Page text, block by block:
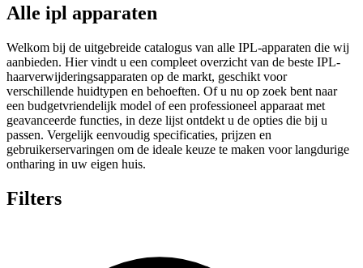
Alle ipl apparaten
Welkom bij de uitgebreide catalogus van alle IPL-apparaten die wij
aanbieden. Hier vindt u een compleet overzicht van de beste IPL-
haarverwijderingsapparaten op de markt, geschikt voor
verschillende huidtypen en behoeften. Of u nu op zoek bent naar
een budgetvriendelijk model of een professioneel apparaat met
geavanceerde functies, in deze lijst ontdekt u de opties die bij u
passen. Vergelijk eenvoudig specificaties, prijzen en
gebruikerservaringen om de ideale keuze te maken voor langdurige
ontharing in uw eigen huis.
Filters